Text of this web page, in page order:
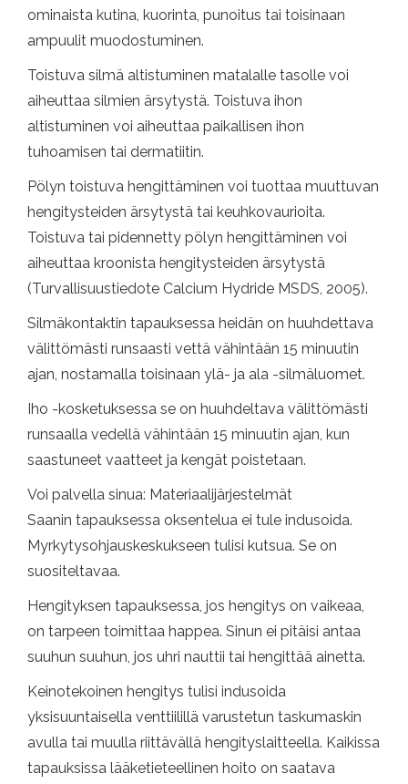
ominaista kutina, kuorinta, punoitus tai toisinaan
ampuulit muodostuminen.
Toistuva silmä altistuminen matalalle tasolle voi
aiheuttaa silmien ärsytystä. Toistuva ihon
altistuminen voi aiheuttaa paikallisen ihon
tuhoamisen tai dermatiitin.
Pölyn toistuva hengittäminen voi tuottaa muuttuvan
hengitysteiden ärsytystä tai keuhkovaurioita.
Toistuva tai pidennetty pölyn hengittäminen voi
aiheuttaa kroonista hengitysteiden ärsytystä
(Turvallisuustiedote Calcium Hydride MSDS, 2005).
Silmäkontaktin tapauksessa heidän on huuhdettava
välittömästi runsaasti vettä vähintään 15 minuutin
ajan, nostamalla toisinaan ylä- ja ala -silmäluomet.
Iho -kosketuksessa se on huuhdeltava välittömästi
runsaalla vedellä vähintään 15 minuutin ajan, kun
saastuneet vaatteet ja kengät poistetaan.
Voi palvella sinua: Materiaalijärjestelmät
Saanin tapauksessa oksentelua ei tule indusoida.
Myrkytysohjauskeskukseen tulisi kutsua. Se on
suositeltavaa.
Hengityksen tapauksessa, jos hengitys on vaikeaa,
on tarpeen toimittaa happea. Sinun ei pitäisi antaa
suuhun suuhun, jos uhri nauttii tai hengittää ainetta.
Keinotekoinen hengitys tulisi indusoida
yksisuuntaisella venttiilillä varustetun taskumaskin
avulla tai muulla riittävällä hengityslaitteella. Kaikissa
tapauksissa lääketieteellinen hoito on saatava